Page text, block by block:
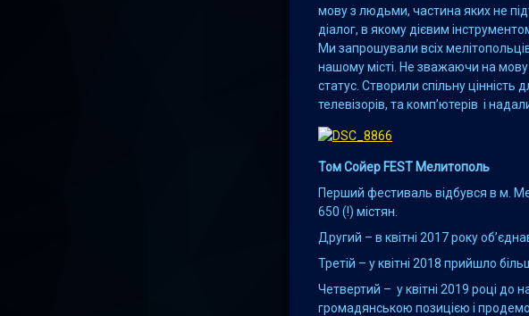
мову з людьми, частина яких не
діалог, в якому дієвим
Ми запрошували всіх
нашому місті. Не зважаючи на мову
статус. Створили спільну цінність
телевізорів, та комп’ютерів і
Том Сойер FEST Мелитополь
Перший фестиваль відбувся в м.
650 (!) містян.
Другий – в квітні 2017 року
Третій – у квітні 2018 прийшло
Четвертий – у квітні 2019 році до
громадянською позицією і